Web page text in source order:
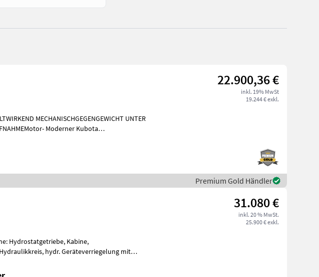
22.900,36 €
inkl. 19% MwSt
19.244 € exkl.
MECHANISCHGEGENGEWICHT UNTER
Moderner Kubota
Premium Gold Händler
31.080 €
inkl. 20 % MwSt.
25.900 € exkl.
Hydrostatgetriebe, Kabine,
hydr. Geräteverriegelung mit